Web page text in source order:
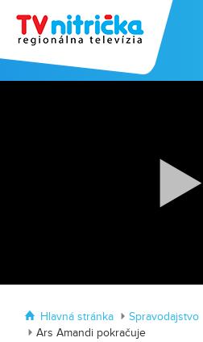
Tvrdošovciach
Hlavná stránka Spravodajstvo
Ars Amandi pokračuje